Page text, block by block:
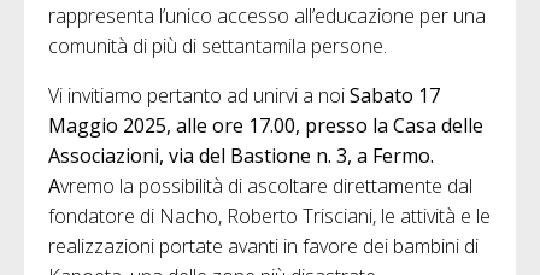
rappresenta l’unico accesso all’educazione per una
comunità di più di settantamila persone.
Vi invitiamo pertanto ad unirvi a noiSabato 17
Maggio 2025, alle ore 17.00, presso la Casa delle
Associazioni, via del Bastione n. 3, a Fermo.
Avremo la possibilità di ascoltare direttamente dal
fondatore di Nacho, Roberto Trisciani, le attività e le
realizzazioni portate avanti in favore dei bambini di